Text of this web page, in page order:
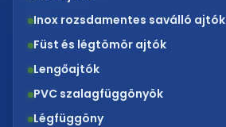
Inox rozsdamentes saválló ajtók
Füst és légtömör ajtók
Lengőajtók
PVC szalagfüggönyök
Légfüggöny